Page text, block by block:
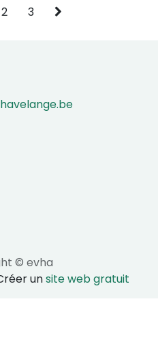
2 3
© evha
unsite web gratuit